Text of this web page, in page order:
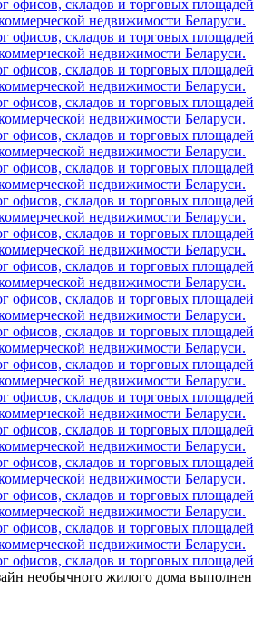
офисов, складов и торговых площадей
недвижимости Беларуси.
офисов, складов и торговых площадей
недвижимости Беларуси.
офисов, складов и торговых площадей
недвижимости Беларуси.
офисов, складов и торговых площадей
недвижимости Беларуси.
офисов, складов и торговых площадей
недвижимости Беларуси.
офисов, складов и торговых площадей
недвижимости Беларуси.
офисов, складов и торговых площадей
недвижимости Беларуси.
офисов, складов и торговых площадей
недвижимости Беларуси.
офисов, складов и торговых площадей
недвижимости Беларуси.
офисов, складов и торговых площадей
недвижимости Беларуси.
офисов, складов и торговых площадей
недвижимости Беларуси.
офисов, складов и торговых площадей
недвижимости Беларуси.
офисов, складов и торговых площадей
недвижимости Беларуси.
офисов, складов и торговых площадей
недвижимости Беларуси.
офисов, складов и торговых площадей
недвижимости Беларуси.
офисов, складов и торговых площадей
недвижимости Беларуси.
офисов, складов и торговых площадей
недвижимости Беларуси.
офисов, складов и торговых площадей
необычного жилого дома выполнен